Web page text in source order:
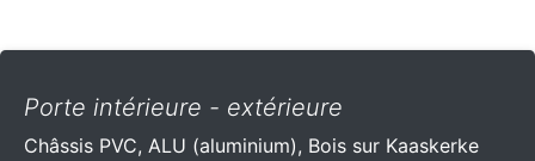
Porte intérieure - extérieure
Châssis PVC, ALU (aluminium), Bois sur Kaaskerke